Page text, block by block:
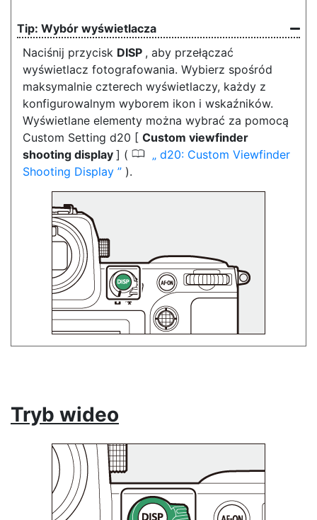
Wybór wyświetlacza
Naciśnij przycisk DISP , aby przełączać
wyświetlacz fotografowania. Wybierz spośród
maksymalnie czterech wyświetlaczy, każdy z
konfigurowalnym wyborem ikon i wskaźników.
Wyświetlane elementy można wybrać za pomocą
Custom Setting d20 [ Custom viewfinder
shooting display ] ( 0
d20: Custom Viewfinder
Shooting Display
).
Tryb wideo